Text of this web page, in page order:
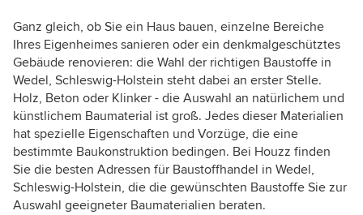
Ganz gleich, ob Sie ein Haus bauen, einzelne Bereiche
Ihres Eigenheimes sanieren oder ein denkmalgeschütztes
Gebäude renovieren: die Wahl der richtigen Baustoffe in
Wedel, Schleswig-Holstein steht dabei an erster Stelle.
Holz, Beton oder Klinker - die Auswahl an natürlichem und
künstlichem Baumaterial ist groß. Jedes dieser Materialien
hat spezielle Eigenschaften und Vorzüge, die eine
bestimmte Baukonstruktion bedingen. Bei Houzz finden
Sie die besten Adressen für Baustoffhandel in Wedel,
Schleswig-Holstein, die die gewünschten Baustoffe Sie zur
Auswahl geeigneter Baumaterialien beraten.